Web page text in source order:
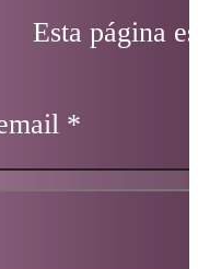
Esta página
*